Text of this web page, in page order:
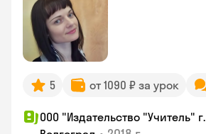
5 от 1090 ₽ за урок
ООО "Издательство "Учитель" г.